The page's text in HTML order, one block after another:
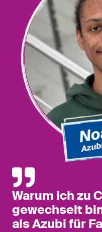
Warum ich zu
gewechselt
als Azubi für